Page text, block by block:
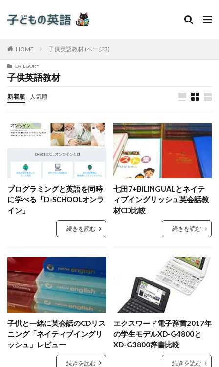
HOME 子供英語教材 (ページ3)
CATEGORY
子供英語教材
新着順 人気順
プログラミングと英語を同時
に学べる「D-SCHOOLオンラ
イン」
続きを読む
七田7+BILINGUALとネイテ
ィブイングリッシュ英会話教
材CD比較
続きを読む
子供と一緒に英会話のCDリス
ニング「ネイティブイングリ
ッシュ」レビュー
続きを読む
エクスワード電子辞書2017年
の学生モデルXD-G4800と
XD-G3800辞書比較
続きを読む